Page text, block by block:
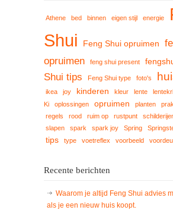
Athene bed binnen eigen stijl energie
Shui
Feng Shui opruimen
opruimen
feng shui present
Shui tips
Feng Shui type foto's
ikea joy kinderen kleur lente
Ki
oplossingen opruimen planten
regels
rood ruim op rustpunt
slapen
spark spark joy Spring
tips type voetreflex voorbeeld
Recente berichten
Waarom je altijd Feng Shui advies
als je een nieuw huis koopt.